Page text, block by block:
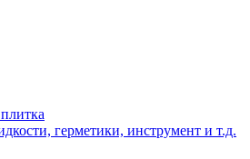
герметики, инструмент и т.д.